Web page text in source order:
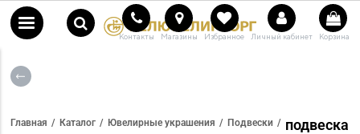
Контакты Магазины Избранное Личный кабинет Корзина
Главная Каталог Ювелирные украшения Подвески подвеска